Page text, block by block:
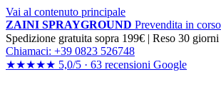
Vai al contenuto principale
ZAINI SPRAYGROUND Prevendita in
Spedizione gratuita sopra 199€ | Reso 30 giorni
Chiamaci: +39 0823 526748
★★★★★ 5,0/5 · 63 recensioni Google